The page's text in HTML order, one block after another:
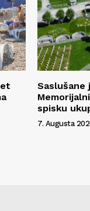
Saslušane
spisku
7. Augusta